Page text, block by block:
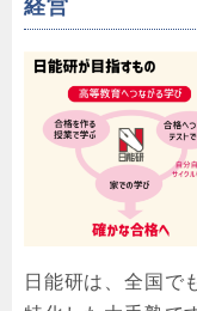
経営
日能研は、全国で